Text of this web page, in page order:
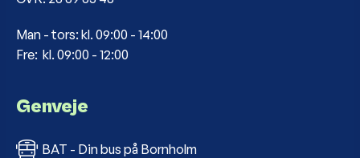
Man - tors: kl. 09:00 - 14:00
Fre: kl. 09:00 - 12:00
Genveje
BAT - Din bus på Bornholm